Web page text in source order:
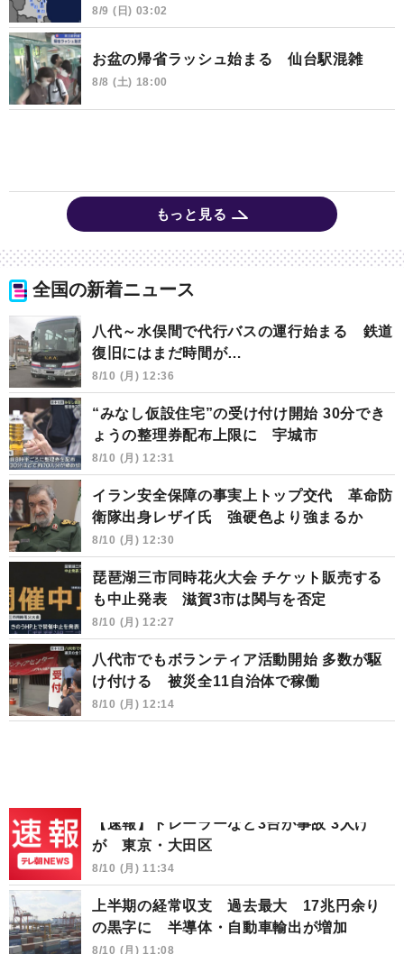
8/9 (日) 03:02
お盆の帰省ラッシュ始まる 仙台駅混雑
8/8 (土) 18:00
もっと見る
全国の新着ニュース
八代～水俣間で代行バスの運行始まる 鉄道
復旧にはまだ時間が…
8/10 (月) 12:36
“みなし仮設住宅”の受け付け開始 30分でき
ょうの整理券配布上限に 宇城市
8/10 (月) 12:31
イラン安全保障の事実上トップ交代 革命防
衛隊出身レザイ氏 強硬色より強まるか
8/10 (月) 12:30
琵琶湖三市同時花火大会 チケット販売する
も中止発表 滋賀3市は関与を否定
8/10 (月) 12:27
八代市でもボランティア活動開始 多数が駆
け付ける 被災全11自治体で稼働
8/10 (月) 12:14
【速報】トレーラーなど3台が事故 3人け
が 東京・大田区
8/10 (月) 11:34
上半期の経常収支 過去最大 17兆円余り
の黒字に 半導体・自動車輸出が増加
8/10 (月) 11:08